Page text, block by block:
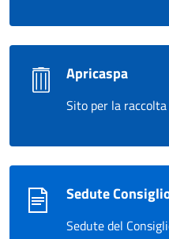
Apricaspa
Sito per la
Sedute
Sedute del